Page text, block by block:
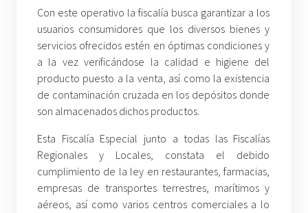
Con este operativo la fiscalía busca garantizar a los
usuarios consumidores que los diversos bienes y
servicios ofrecidos estén en óptimas condiciones y
a la vez verificándose la calidad e higiene del
producto puesto a la venta, así como la existencia
de contaminación cruzada en los depósitos donde
son almacenados dichos productos.
Esta Fiscalía Especial junto a todas las Fiscalías
Regionales y Locales, constata el debido
cumplimiento de la ley en restaurantes, farmacias,
empresas de transportes terrestres, marítimos y
aéreos, así como varios centros comerciales a lo